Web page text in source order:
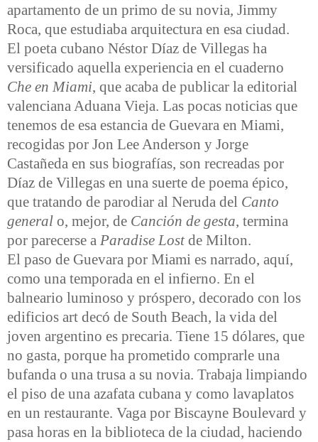
apartamento de un primo de su novia, Jimmy
Roca, que estudiaba arquitectura en esa ciudad.
El poeta cubano Néstor Díaz de Villegas ha
versificado aquella experiencia en el cuaderno
Che en Miami, que acaba de publicar la editorial
valenciana Aduana Vieja. Las pocas noticias que
tenemos de esa estancia de Guevara en Miami,
recogidas por Jon Lee Anderson y Jorge
Castañeda en sus biografías, son recreadas por
Díaz de Villegas en una suerte de poema épico,
que tratando de parodiar al Neruda del Canto
general o, mejor, de Canción de gesta, termina
por parecerse a Paradise Lost de Milton.
El paso de Guevara por Miami es narrado, aquí,
como una temporada en el infierno. En el
balneario luminoso y próspero, decorado con los
edificios art decó de South Beach, la vida del
joven argentino es precaria. Tiene 15 dólares, que
no gasta, porque ha prometido comprarle una
bufanda o una trusa a su novia. Trabaja limpiando
el piso de una azafata cubana y como lavaplatos
en un restaurante. Vaga por Biscayne Boulevard y
pasa horas en la biblioteca de la ciudad, haciendo